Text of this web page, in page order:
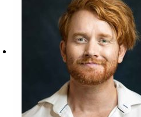
© Copyright – Iværksætterhistorier